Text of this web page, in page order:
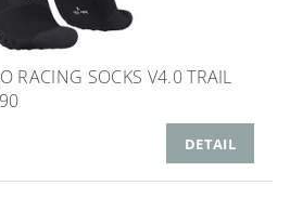
RACING SOCKS V4.0 TRAIL
DETAIL